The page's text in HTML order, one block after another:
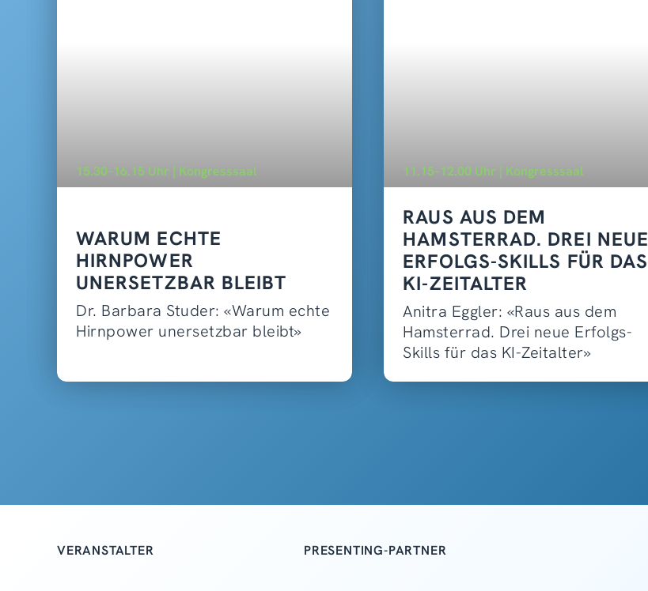
15.30–16.15 Uhr | Kongresssaal
WARUM ECHTE
HIRNPOWER
UNERSETZBAR BLEIBT
Dr. Barbara Studer: «Warum echte
Hirnpower unersetzbar bleibt»
11.15–12.00 Uhr | Kongresssaal
RAUS AUS DEM
HAMSTERRAD. DREI NEUE
ERFOLGS-SKILLS FÜR DAS
KI-ZEITALTER
Anitra Eggler: «Raus aus dem
Hamsterrad. Drei neue Erfolgs-
Skills für das KI-Zeitalter»
VERANSTALTER PRESENTING-PARTNER